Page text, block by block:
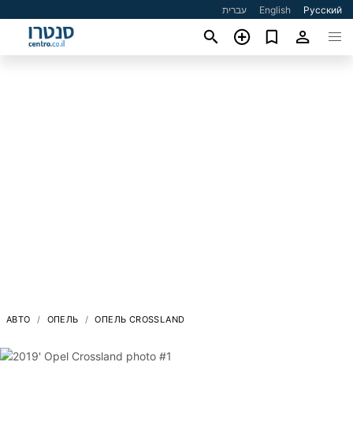
עברית English Русский
АВТО ОПЕЛЬ ОПЕЛЬ CROSSLAND